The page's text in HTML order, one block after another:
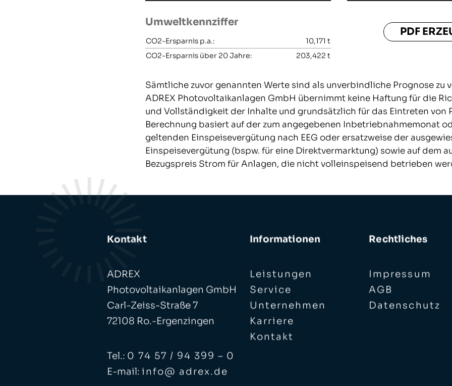
Umweltkennziffer
CO2-Ersparnis p.a.: 10,171 t
CO2-Ersparnis über 20 Jahre:
203,422 t
PDF
Sämtliche zuvor genannten Werte sind als unverbindliche Prognose zu
ADREX Photovoltaikanlagen GmbH übernimmt keine Haftung für die
und Vollständigkeit der Inhalte und grundsätzlich für das Eintreten von
Berechnung basiert auf der zum angegebenen Inbetriebnahmemonat
geltenden Einspeisevergütung nach EEG oder ersatzweise der
Einspeisevergütung (bspw. für eine Direktvermarktung) sowie auf dem
Bezugspreis Strom für Anlagen, die nicht volleinspeisend betrieben
Kontakt
ADREX
Photovoltaikanlagen GmbH
Carl-Zeiss-Straße 7
72108 Ro.-Ergenzingen
Tel.: 0 74 57 / 94 399 – 0
E-mail: info@ adrex.de
Informationen
Leistungen
Service
Unternehmen
Karriere
Kontakt
Rechtliches
Impressum
AGB
Datenschutz